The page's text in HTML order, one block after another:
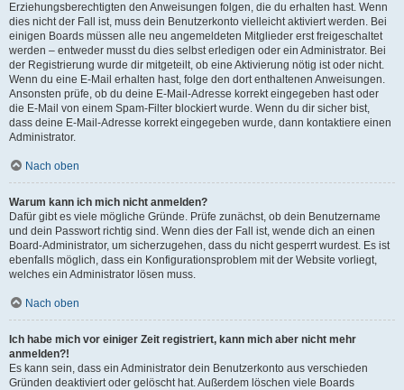
Erziehungsberechtigten den Anweisungen folgen, die du erhalten hast. Wenn
dies nicht der Fall ist, muss dein Benutzerkonto vielleicht aktiviert werden. Bei
einigen Boards müssen alle neu angemeldeten Mitglieder erst freigeschaltet
werden – entweder musst du dies selbst erledigen oder ein Administrator. Bei
der Registrierung wurde dir mitgeteilt, ob eine Aktivierung nötig ist oder nicht.
Wenn du eine E-Mail erhalten hast, folge den dort enthaltenen Anweisungen.
Ansonsten prüfe, ob du deine E-Mail-Adresse korrekt eingegeben hast oder
die E-Mail von einem Spam-Filter blockiert wurde. Wenn du dir sicher bist,
dass deine E-Mail-Adresse korrekt eingegeben wurde, dann kontaktiere einen
Administrator.
Nach oben
Warum kann ich mich nicht anmelden?
Dafür gibt es viele mögliche Gründe. Prüfe zunächst, ob dein Benutzername
und dein Passwort richtig sind. Wenn dies der Fall ist, wende dich an einen
Board-Administrator, um sicherzugehen, dass du nicht gesperrt wurdest. Es ist
ebenfalls möglich, dass ein Konfigurationsproblem mit der Website vorliegt,
welches ein Administrator lösen muss.
Nach oben
Ich habe mich vor einiger Zeit registriert, kann mich aber nicht mehr
anmelden?!
Es kann sein, dass ein Administrator dein Benutzerkonto aus verschieden
Gründen deaktiviert oder gelöscht hat. Außerdem löschen viele Boards